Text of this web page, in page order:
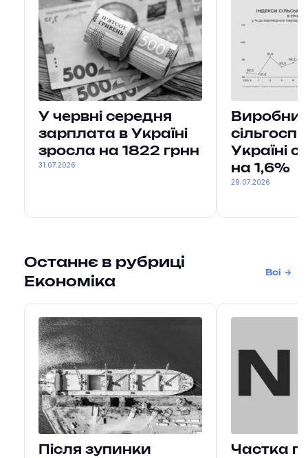
У червні середня
зарплата в Україні
зросла на 1822 грнн
31.07.2026
Україні
на 1,6%
29.07.2026
Останнє в рубриці
Економіка
Всі
Після зупинки
Частка